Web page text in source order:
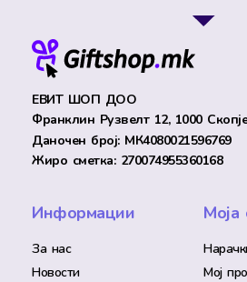
ЕВИТ ШОП ДОО
Франклин Рузвелт 12, 1000 Скопје
Даночен број: МК4080021596769
Жиро сметка: 270074955360168
Информации
За нас
Новости
Моја
Мој